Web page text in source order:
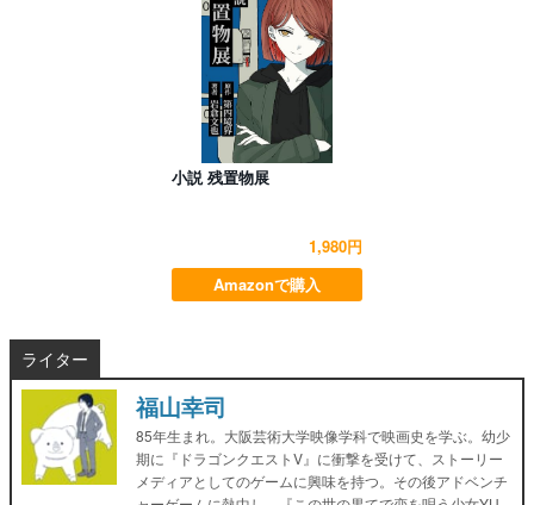
小説 残置物展
1,980円
Amazonで購入
ライター
福山幸司
85年生まれ。大阪芸術大学映像学科で映画史を学ぶ。幼少
期に『ドラゴンクエストV』に衝撃を受けて、ストーリー
メディアとしてのゲームに興味を持つ。その後アドベンチ